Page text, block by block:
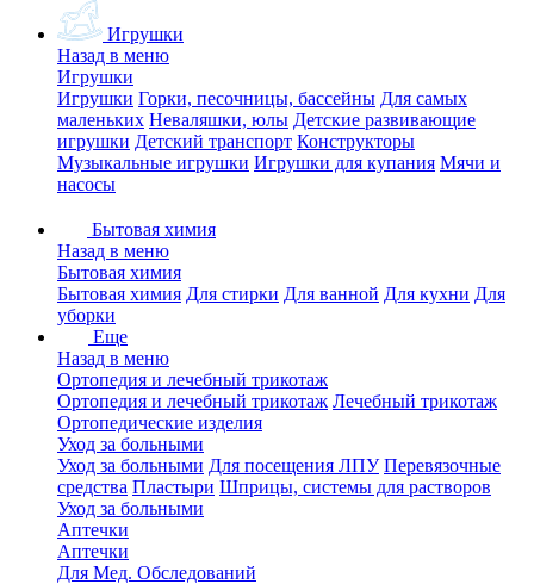
Игрушки
Назад в меню
Игрушки
Игрушки Горки, песочницы, бассейны Для самых
маленьких Неваляшки, юлы Детские развивающие
игрушки Детский транспорт Конструкторы
Музыкальные игрушки Игрушки для купания Мячи и
насосы
Бытовая химия
Назад в меню
Бытовая химия
Бытовая химия Для стирки Для ванной Для кухни Для
уборки
Еще
Назад в меню
Ортопедия и лечебный трикотаж
Ортопедия и лечебный трикотаж Лечебный трикотаж
Ортопедические изделия
Уход за больными
Уход за больными Для посещения ЛПУ Перевязочные
средства Пластыри Шприцы, системы для растворов
Уход за больными
Аптечки
Аптечки
Для Мед. Обследований